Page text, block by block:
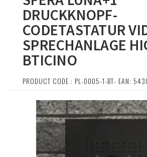
DRUCKKNOPF-
CODETASTATUR
SPRECHANLAGE
BTICINO
PRODUCT CODE : PL-0005-1-BT- EAN: